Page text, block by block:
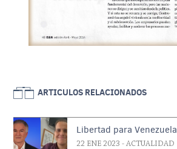
ARTICULOS RELACIONADOS
Libertad para Venezuela
22 ENE 2023 - ACTUALIDAD